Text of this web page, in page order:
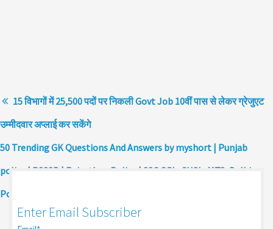
15 विभागों में 25,500 पदों पर निकली Govt Job 10वीं पास से लेकर ग्रेजुएट
उम्मीदवार अप्लाई कर सकेंगे
50 Trending GK Questions And Answers by myshort | Punjab
police | PSSSB | Rajasthan Police | SSC CGL, CHSL, MTS, Delhi
Police | Static GK
Enter Email Subscriber